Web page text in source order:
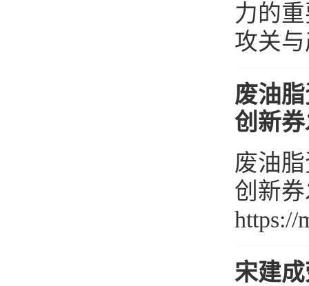
力的
攻关
废油
创新
废油
创新
https://
宋建